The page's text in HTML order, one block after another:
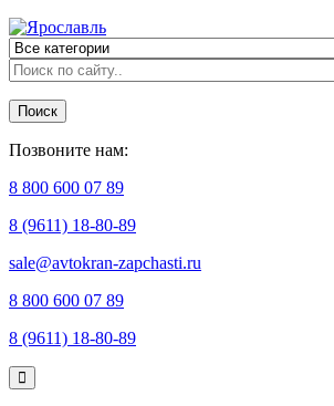
Поиск
Позвоните нам:
8 800 600 07 89
8 (9611) 18-80-89
sale@avtokran-zapchasti.ru
8 800 600 07 89
8 (9611) 18-80-89